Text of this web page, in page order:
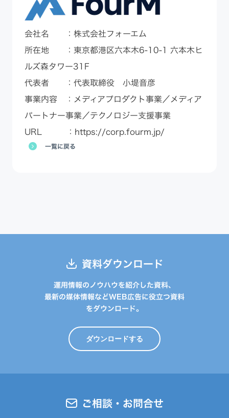
会社名 ：株式会社フォーエム
所在地 ：東京都港区六本木6-10-1 六本木ヒ
ルズ森タワー31F
代表者 ：代表取締役 小堤音彦
事業内容 ：メディアプロダクト事業／メディア
パートナー事業／テクノロジー支援事業
URL ： https://corp.fourm.jp/
一覧に戻る
資料ダウンロード
運用情報のノウハウを紹介した資料、
最新の媒体情報などWEB広告に役立つ資料
をダウンロード。
ダウンロードする
ご相談・お問合せ